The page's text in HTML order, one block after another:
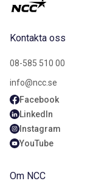
Kontakta oss
08-585 510 00
info@ncc.se
Facebook
LinkedIn
Instagram
YouTube
Om NCC